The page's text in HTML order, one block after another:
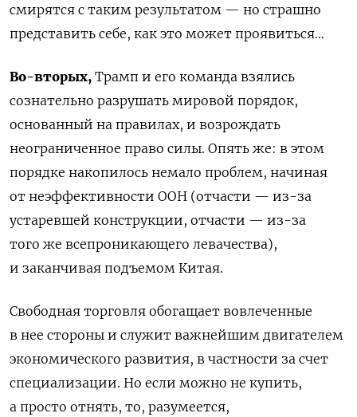
смирятся с таким результатом — но страшно
представить себе, как это может проявиться…
Во-вторых, Трамп и его команда взялись
сознательно разрушать мировой порядок,
основанный на правилах, и возрождать
неограниченное право силы. Опять же: в этом
порядке накопилось немало проблем, начиная
от неэффективности ООН (отчасти — из-за
устаревшей конструкции, отчасти — из-за
того же всепроникающего левачества),
и заканчивая подъемом Китая.
Свободная торговля обогащает вовлеченные
в нее стороны и служит важнейшим двигателем
экономического развития, в частности за счет
специализации. Но если можно не купить,
а просто отнять, то, разумеется,